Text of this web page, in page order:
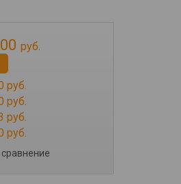
руб.
руб.
руб.
руб.
руб.
сравнение